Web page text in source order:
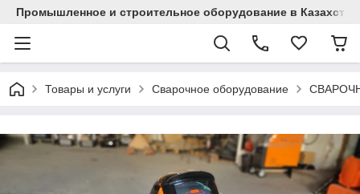
Промышленное и строительное оборудование в
Товары и услуги Сварочное оборудование